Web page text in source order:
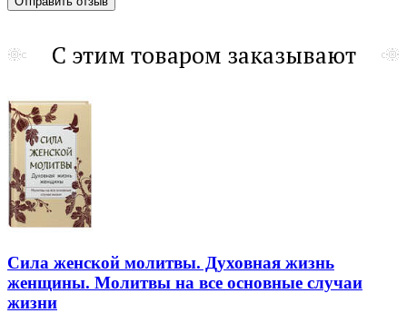
С этим товаром заказывают
Сила женской молитвы. Духовная жизнь
женщины. Молитвы на все основные случаи
жизни